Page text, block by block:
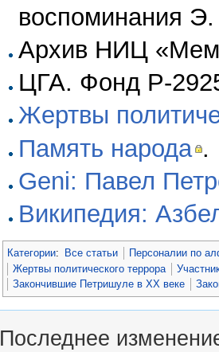
воспоминания
Архив НИЦ
ЦГА. Фонд Р-
Жертвы
Память народа .
Geni: Павел
Википедия:
Категории: Все статьи
Персоналии по
Жертвы политического террора
Закончившие Петришуле в XX веке
Последнее